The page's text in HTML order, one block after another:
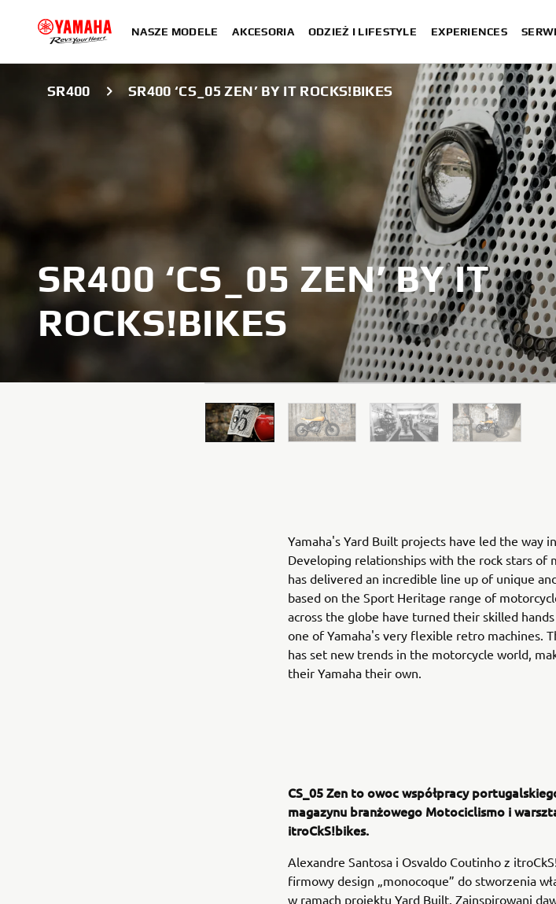
NASZE MODELE AKCESORIA ODZIEŻ I LIFESTYLE EXPERIENCES
SR400 SR400 ‘CS_05 ZEN’ BY IT ROCKS!BIKES
SR400 ‘CS_05 ZEN’ BY IT
ROCKS!BIKES
Yamaha's Yard Built projects have led the way
Developing relationships with the rock stars of
has delivered an incredible line up of unique
based on the Sport Heritage range of
across the globe have turned their skilled
one of Yamaha's very flexible retro machines.
has set new trends in the motorcycle world,
their Yamaha their own.
CS_05 Zen to owoc współpracy
magazynu branżowego Motociclismo i
itroCkS!bikes.
Alexandre Santosa i Osvaldo Coutinho z
firmowy design „monocoque” do stworzenia
w ramach projektu Yard Built. Zainspirowani